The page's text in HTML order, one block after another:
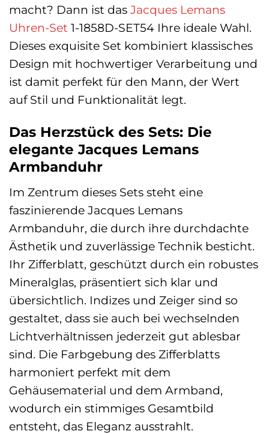
macht? Dann ist das Jacques Lemans
Uhren-Set 1-1858D-SET54 Ihre ideale Wahl.
Dieses exquisite Set kombiniert klassisches
Design mit hochwertiger Verarbeitung und
ist damit perfekt für den Mann, der Wert
auf Stil und Funktionalität legt.
Das Herzstück des Sets: Die
elegante Jacques Lemans
Armbanduhr
Im Zentrum dieses Sets steht eine
faszinierende Jacques Lemans
Armbanduhr, die durch ihre durchdachte
Ästhetik und zuverlässige Technik besticht.
Ihr Zifferblatt, geschützt durch ein robustes
Mineralglas, präsentiert sich klar und
übersichtlich. Indizes und Zeiger sind so
gestaltet, dass sie auch bei wechselnden
Lichtverhältnissen jederzeit gut ablesbar
sind. Die Farbgebung des Zifferblatts
harmoniert perfekt mit dem
Gehäusematerial und dem Armband,
wodurch ein stimmiges Gesamtbild
entsteht, das Eleganz ausstrahlt.